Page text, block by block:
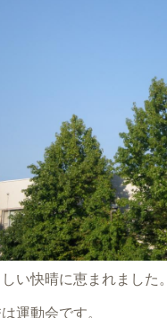
い快晴に恵まれました。
運動会です。